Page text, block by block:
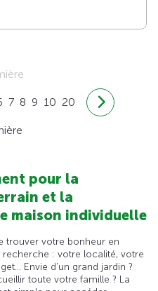
7 8 9 10 20
pour la
et la
maison individuelle
trouver votre bonheur en
: votre localité, votre
Envie d'un grand jardin ?
toute votre famille ? La